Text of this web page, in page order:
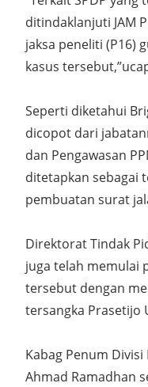
ditindaklanjuti JAM
jaksa peneliti (P16)
kasus
Seperti diketahui
dicopot dari
dan Pengawasan
ditetapkan sebagai
pembuatan surat
Direktorat Tindak
juga telah memulai
tersebut dengan
tersangka Prasetijo
Kabag Penum
Ahmad Ramadhan